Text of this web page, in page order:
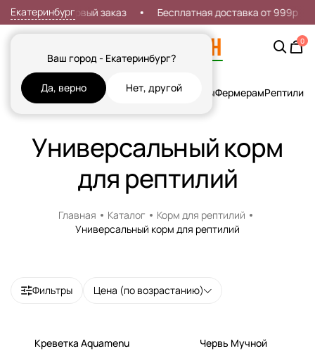
Екатеринбург
Ваш город - Екатеринбург?
Да, верно Нет, другой
7% на первый заказ Бесплатная доставка от 999р
0
Кошки СобакиРыбы Грызуны и Хорьки ПтицыФермерамРептилии
Универсальный корм
для рептилий
Главная Каталог
Корм для рептилий
Универсальный корм для рептилий
Фильтры Цена (по возрастанию)
Креветка Aquamenu
Червь Мучной